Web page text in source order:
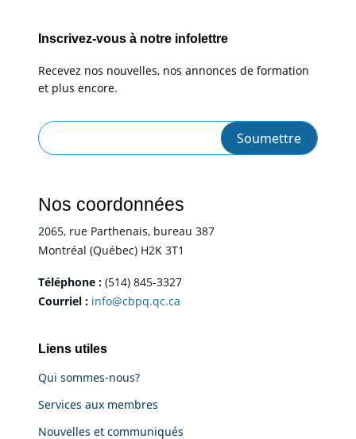
Inscrivez-vous à notre infolettre
Recevez nos nouvelles, nos annonces de formation
et plus encore.
Nos coordonnées
2065, rue Parthenais, bureau 387
Montréal (Québec) H2K 3T1
Téléphone : (514) 845-3327
Courriel : info@cbpq.qc.ca
Liens utiles
Qui sommes-nous?
Services aux membres
Nouvelles et communiqués